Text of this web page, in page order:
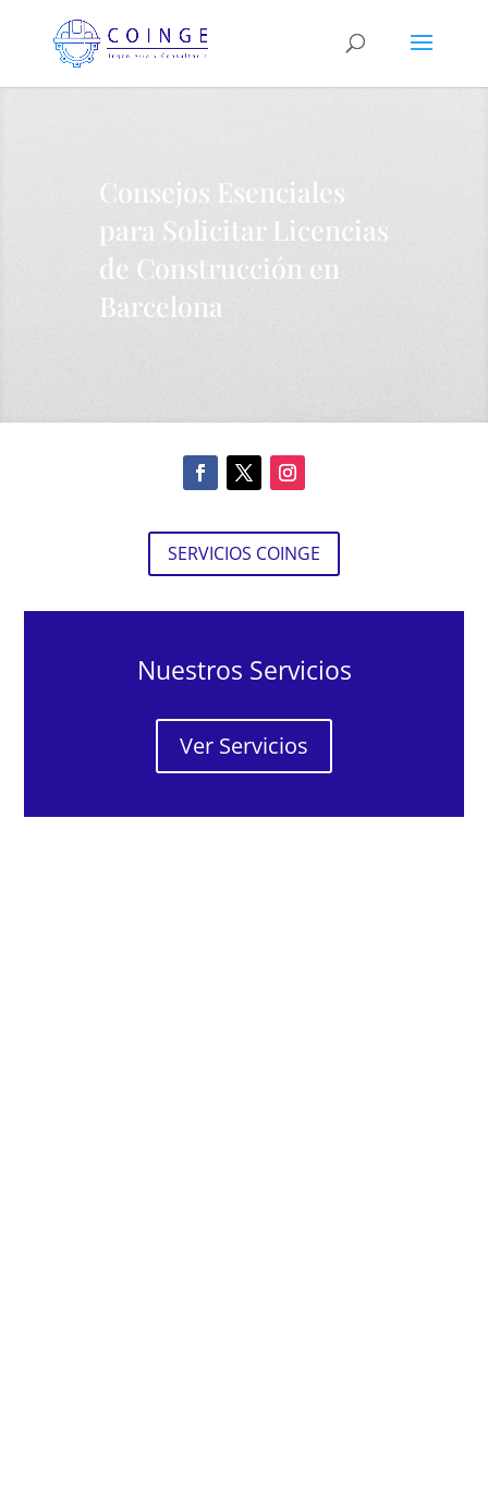
Consejos Esenciales
para Solicitar Licencias
de Construcción en
Barcelona
SERVICIOS COINGE
Nuestros Servicios
Ver Servicios